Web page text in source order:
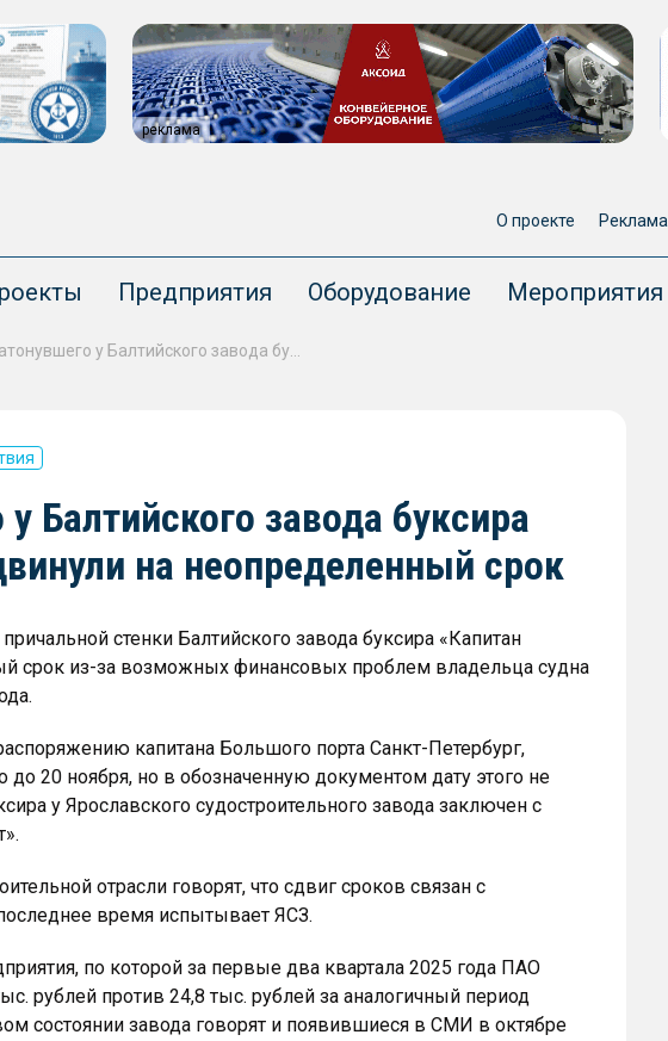
реклама
О проекте Реклама
Предприятия Оборудование Мероприятия
Балтийского завода буксира
на неопределенный срок
стенки Балтийского завода буксира «Капитан
срок из-за возможных финансовых проблем владельца судна
капитана Большого порта Санкт-Петербург,
20 ноября, но в обозначенную документом дату этого не
у Ярославского судостроительного завода заключен с
отрасли говорят, что сдвиг сроков связан с
время испытывает ЯСЗ.
по которой за первые два квартала 2025 года ПАО
рублей против 24,8 тыс. рублей за аналогичный период
состоянии завода говорят и появившиеся в СМИ в октябре